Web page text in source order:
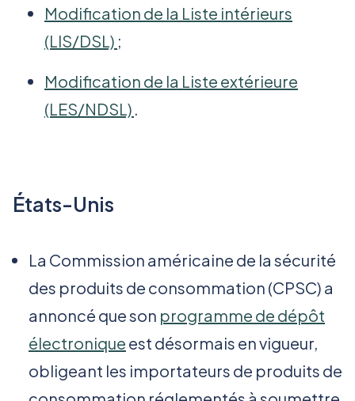
Modification de la Liste intérieurs
(LIS/DSL) ;
Modification de la Liste extérieure
(LES/NDSL) .
États-Unis
La Commission américaine de la sécurité
des produits de consommation (CPSC) a
annoncé que son programme de dépôt
électronique est désormais en vigueur,
obligeant les importateurs de produits de